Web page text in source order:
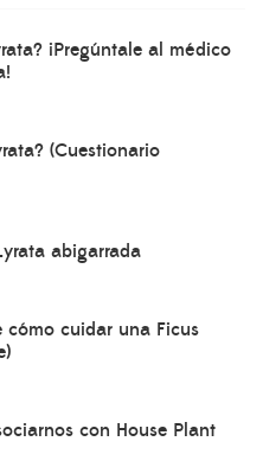
¡Pregúntale al médico
(Cuestionario
abigarrada
cómo cuidar una Ficus
con House Plant